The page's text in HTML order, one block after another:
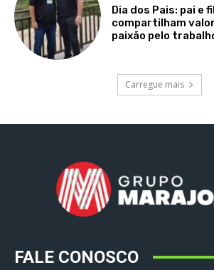
Dia dos Pais: pai e
compartilham
paixão pelo
Carregue mais
FALE CONOSCO